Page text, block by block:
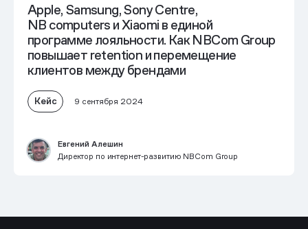
Apple, Samsung, Sony Centre,
NB computers и Xiaomi в единой
программе лояльности. Как NBCom Group
повышает retention и перемещение
клиентов между брендами
Кейс 9 сентября 2024
Евгений Алешин
Директор по интернет-развитию NBCom Group